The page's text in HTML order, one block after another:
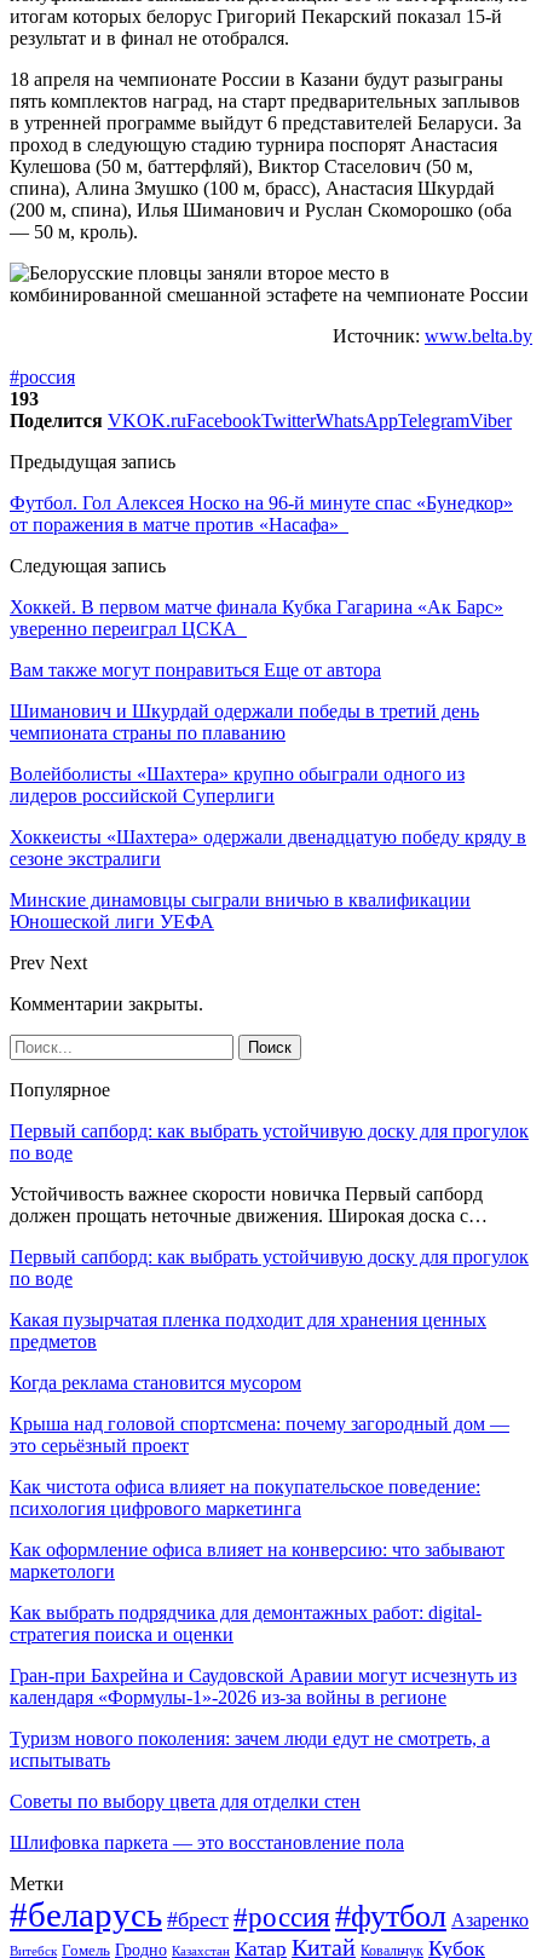
итогам которых белорус Григорий Пекарский показал 15-й
результат и в финал не отобрался.
18 апреля на чемпионате России в Казани будут разыграны
пять комплектов наград, на старт предварительных заплывов
в утренней программе выйдут 6 представителей Беларуси. За
проход в следующую стадию турнира поспорят Анастасия
Кулешова (50 м, баттерфляй), Виктор Стаселович (50 м,
спина), Алина Змушко (100 м, брасс), Анастасия Шкурдай
(200 м, спина), Илья Шиманович и Руслан Скоморошко (оба
— 50 м, кроль).
Источник: www.belta.by
#россия
193
Поделится VKOK.ruFacebookTwitterWhatsAppTelegramViber
Предыдущая запись
Футбол. Гол Алексея Носко на 96-й минуте спас «Бунедкор»
от поражения в матче против «Насафа»
Следующая запись
Хоккей. В первом матче финала Кубка Гагарина «Ак Барс»
уверенно переиграл ЦСКА
Вам также могут понравиться Еще от автора
Шиманович и Шкурдай одержали победы в третий день
чемпионата страны по плаванию
Волейболисты «Шахтера» крупно обыграли одного из
лидеров российской Суперлиги
Хоккеисты «Шахтера» одержали двенадцатую победу кряду в
сезоне экстралиги
Минские динамовцы сыграли вничью в квалификации
Юношеской лиги УЕФА
Prev Next
Комментарии закрыты.
Популярное
Первый сапборд: как выбрать устойчивую доску для прогулок
по воде
Устойчивость важнее скорости новичка Первый сапборд
должен прощать неточные движения. Широкая доска с…
Первый сапборд: как выбрать устойчивую доску для прогулок
по воде
Какая пузырчатая пленка подходит для хранения ценных
предметов
Когда реклама становится мусором
Крыша над головой спортсмена: почему загородный дом —
это серьёзный проект
Как чистота офиса влияет на покупательское поведение:
психология цифрового маркетинга
Как оформление офиса влияет на конверсию: что забывают
маркетологи
Как выбрать подрядчика для демонтажных работ: digital-
стратегия поиска и оценки
Гран-при Бахрейна и Саудовской Аравии могут исчезнуть из
календаря «Формулы-1»-2026 из-за войны в регионе
Туризм нового поколения: зачем люди едут не смотреть, а
испытывать
Советы по выбору цвета для отделки стен
Шлифовка паркета — это восстановление пола
Метки
#беларусь #брест #россия#футбол Азаренко
Витебск Гомель Гродно Казахстан Катар Китай Ковальчук Кубок